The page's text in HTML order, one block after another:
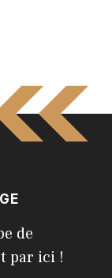
de
par ici !